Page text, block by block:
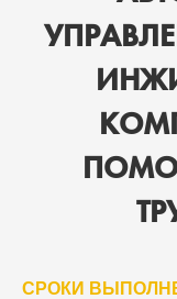
СРОКИ